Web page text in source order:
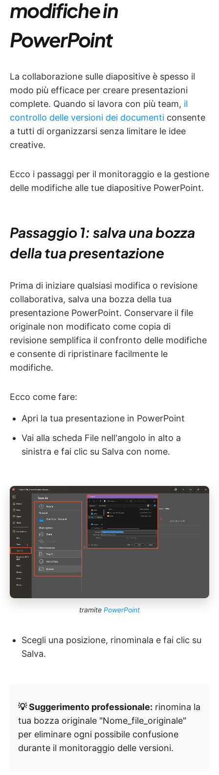
modifiche in
PowerPoint
La collaborazione sulle diapositive è spesso il
modo più efficace per creare presentazioni
complete. Quando si lavora con più team, il
controllo delle versioni dei documenti consente
a tutti di organizzarsi senza limitare le idee
creative.
Ecco i passaggi per il monitoraggio e la gestione
delle modifiche alle tue diapositive PowerPoint.
Passaggio 1: salva una bozza
della tua presentazione
Prima di iniziare qualsiasi modifica o revisione
collaborativa, salva una bozza della tua
presentazione PowerPoint. Conservare il file
originale non modificato come copia di
revisione semplifica il confronto delle modifiche
e consente di ripristinare facilmente le
modifiche.
Ecco come fare:
Apri la tua presentazione in PowerPoint
Vai alla scheda File nell'angolo in alto a
sinistra e fai clic su Salva con nome.
tramite PowerPoint
Scegli una posizione, rinominala e fai clic su
Salva.
💡 Suggerimento professionale: rinomina la
tua bozza originale "Nome_file_originale"
per eliminare ogni possibile confusione
durante il monitoraggio delle versioni.